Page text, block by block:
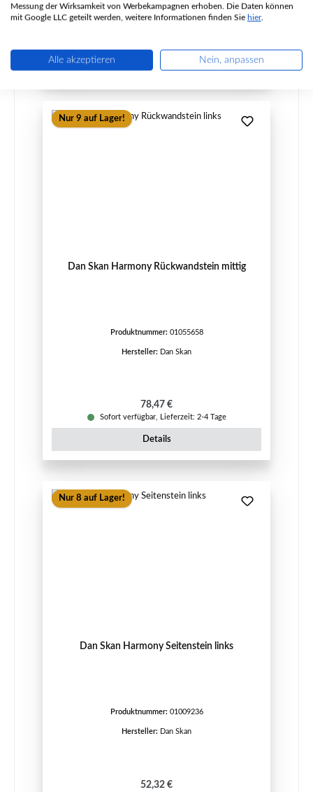
Nur 9 auf Lager!
Dan Skan Harmony Rückwandstein mittig
Produktnummer: 01055658
Hersteller: Dan Skan
Regulärer Preis:
78,47 €
Sofort verfügbar, Lieferzeit: 2-4 Tage
Details
Nur 8 auf Lager!
Dan Skan Harmony Seitenstein links
Produktnummer: 01009236
Hersteller: Dan Skan
Regulärer Preis:
52,32 €
Messung der Wirksamkeit von Werbekampagnen erhoben. Die Daten können
mit Google LLC geteilt werden, weitere Informationen finden Sie hier.
Alle akzeptieren Nein, anpassen